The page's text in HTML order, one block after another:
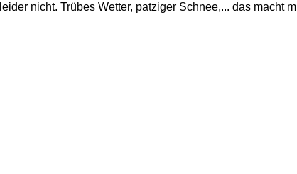
nicht. Trübes Wetter, patziger Schnee,... das macht